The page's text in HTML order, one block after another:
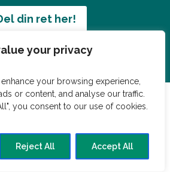
your privacy
your browsing experience,
or content, and analyse our traffic.
you consent to our use of cookies.
Reject All Accept All
din ret her!
ret du vil dele?
Madjokes Mad tips
Madblog
Forret Buffet Dessert